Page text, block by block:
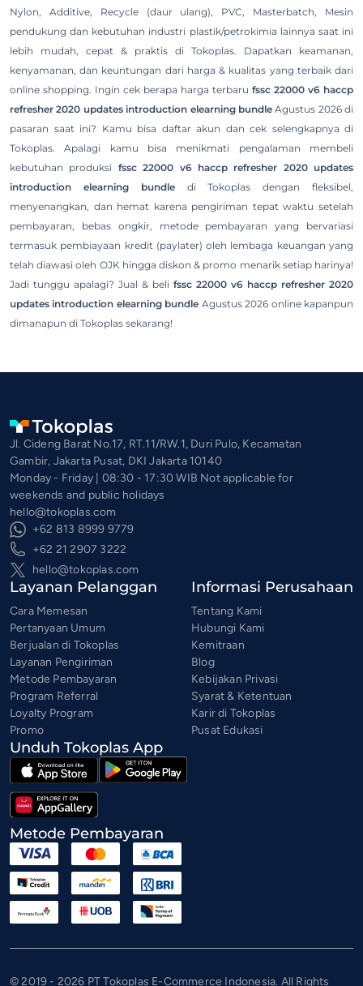
Nylon, Additive, Recycle (daur ulang), PVC, Masterbatch, Mesin
pendukung dan kebutuhan industri plastik/petrokimia lainnya saat ini
lebih mudah, cepat & praktis di Tokoplas. Dapatkan keamanan,
kenyamanan, dan keuntungan dari harga & kualitas yang terbaik dari
online shopping. Ingin cek berapa harga terbaru fssc 22000 v6 haccp
refresher 2020 updates introduction elearning bundleAgustus 2026 di
pasaran saat ini? Kamu bisa daftar akun dan cek selengkapnya di
Tokoplas. Apalagi kamu bisa menikmati pengalaman membeli
kebutuhan produksi fssc 22000 v6 haccp refresher 2020 updates
introduction elearning bundledi Tokoplas dengan fleksibel,
menyenangkan, dan hemat karena pengiriman tepat waktu setelah
pembayaran, bebas ongkir, metode pembayaran yang bervariasi
termasuk pembiayaan kredit (paylater) oleh lembaga keuangan yang
telah diawasi oleh OJK hingga diskon & promo menarik setiap harinya!
Jadi tunggu apalagi? Jual & beli fssc 22000 v6 haccp refresher 2020
updates introduction elearning bundle Agustus 2026 online kapanpun
dimanapun di Tokoplas sekarang!
Jl. Cideng Barat No.17, RT.11/RW.1, Duri Pulo, Kecamatan
Gambir, Jakarta Pusat, DKI Jakarta 10140
Monday - Friday | 08:30 - 17:30 WIB Not applicable for
weekends and public holidays
hello@tokoplas.com
+62 813 8999 9779
+62 21 2907 3222
hello@tokoplas.com
Layanan Pelanggan
Cara Memesan
Pertanyaan Umum
Berjualan di Tokoplas
Layanan Pengiriman
Metode Pembayaran
Program Referral
Loyalty Program
Promo
Informasi Perusahaan
Tentang Kami
Hubungi Kami
Kemitraan
Blog
Kebijakan Privasi
Syarat & Ketentuan
Karir di Tokoplas
Pusat Edukasi
Unduh Tokoplas App
Metode Pembayaran
© 2019 - 2026 PT Tokoplas E-Commerce Indonesia. All Rights